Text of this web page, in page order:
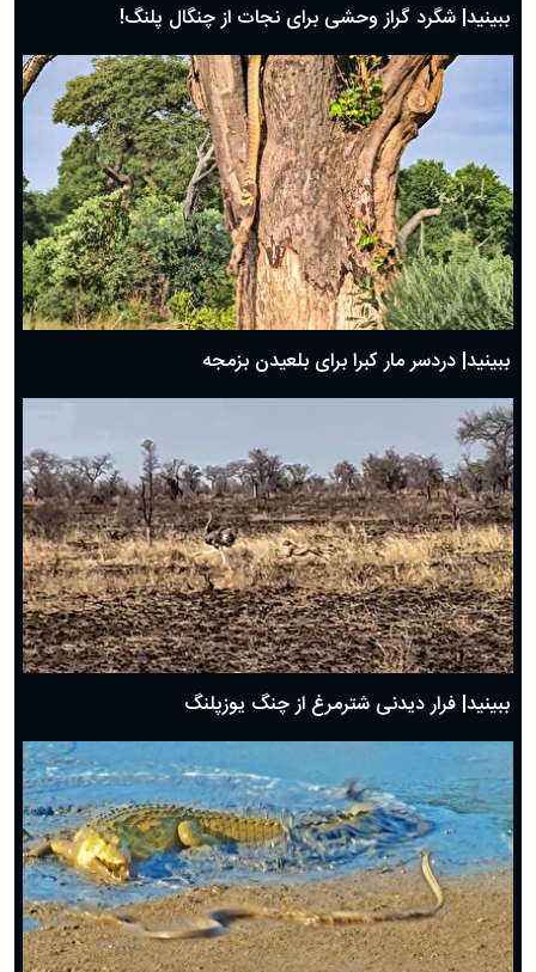
ببینید| شگرد گراز وحشی برای نجات از چنگال پلنگ!
ببینید| دردسر مار کبرا برای بلعیدن بزمجه
ببینید| فرار دیدنی شترمرغ از چنگ یوزپلنگ